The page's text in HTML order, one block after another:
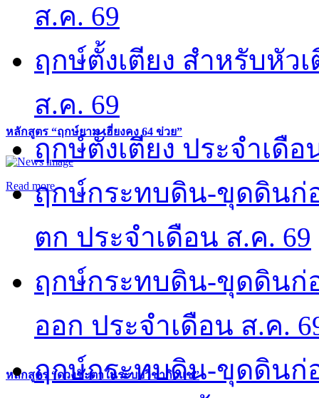
หลักสูตร “ฤกษ์ยาม เฮี่ยงคง 64 ข่วย”
Read more
หลักสูตร “ดวงชะตาในระบบวิชากิวแช”
ส.ค. 69
ฤกษ์ตั้งเตียง สำหรับหัว
ส.ค. 69
ฤกษ์ตั้งเตียง ประจำเดือ
ฤกษ์กระทบดิน-ขุดดินก่
ตก ประจำเดือน ส.ค. 69
ฤกษ์กระทบดิน-ขุดดินก่
ออก ประจำเดือน ส.ค.
ฤกษ์กระทบดิน-ขุดดินก่